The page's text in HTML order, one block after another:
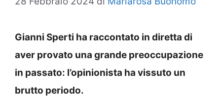
Gianni Sperti ha raccontato in diretta di
aver provato una grande preoccupazione
in passato: l’opinionista ha vissuto un
brutto periodo.